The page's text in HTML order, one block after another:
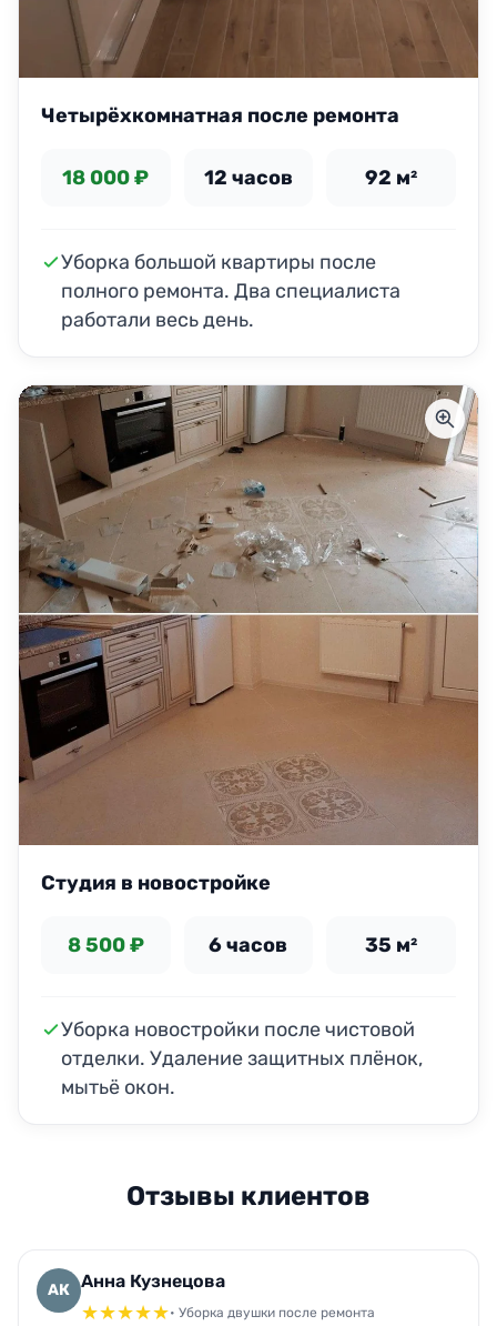
Четырёхкомнатная после ремонта
18 000 ₽ 12 часов 92 м²
Уборка большой квартиры после
полного ремонта. Два специалиста
работали весь день.
Студия в новостройке
8 500 ₽ 6 часов 35 м²
Уборка новостройки после чистовой
отделки. Удаление защитных плёнок,
мытьё окон.
Отзывы клиентов
АК Анна Кузнецова
★★★★★• Уборка двушки после ремонта